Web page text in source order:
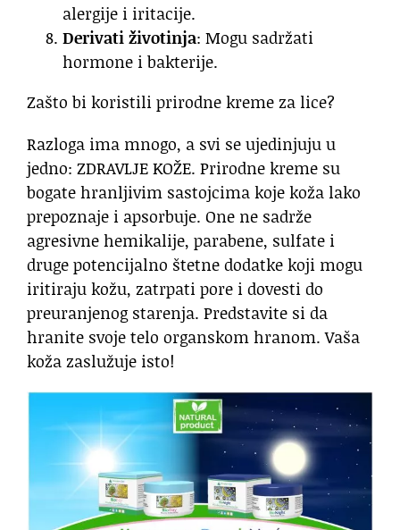
alergije i iritacije.
Derivati životinja: Mogu sadržati
hormone i bakterije.
Zašto bi koristili prirodne kreme za lice?
Razloga ima mnogo, a svi se ujedinjuju u
jedno: ZDRAVLJE KOŽE. Prirodne kreme su
bogate hranljivim sastojcima koje koža lako
prepoznaje i apsorbuje. One ne sadrže
agresivne hemikalije, parabene, sulfate i
druge potencijalno štetne dodatke koji mogu
iritiraju kožu, zatrpati pore i dovesti do
preuranjenog starenja. Predstavite si da
hranite svoje telo organskom hranom. Vaša
koža zaslužuje isto!